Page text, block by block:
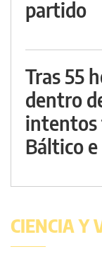
partido
Tras 55
dentro
intentos
Báltico
CIENCIA Y